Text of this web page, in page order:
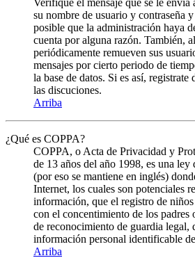
su nombre de usuario y contraseña
posible que la administración haya
cuenta por alguna razón. También,
periódicamente remueven sus
mensajes por cierto periodo de
la base de datos. Si es así,
las discuciones.
Arriba
¿Qué es COPPA?
COPPA, o Acta de Privacidad y
de 13 años del año 1998, es una ley
(por eso se mantiene en inglés)
Internet, los cuales son potenciales
información, que el registro de
con el concentimiento de los padres
de reconocimiento de guardia legal,
información personal identificable
Arriba